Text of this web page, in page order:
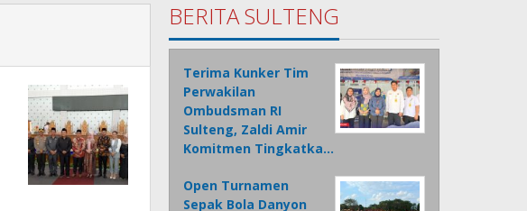
BERITA SULTENG
Terima Kunker Tim
Perwakilan
Ombudsman RI
Sulteng, Zaldi Amir
Komitmen Tingkatka…
Open Turnamen
Sepak Bola Danyon